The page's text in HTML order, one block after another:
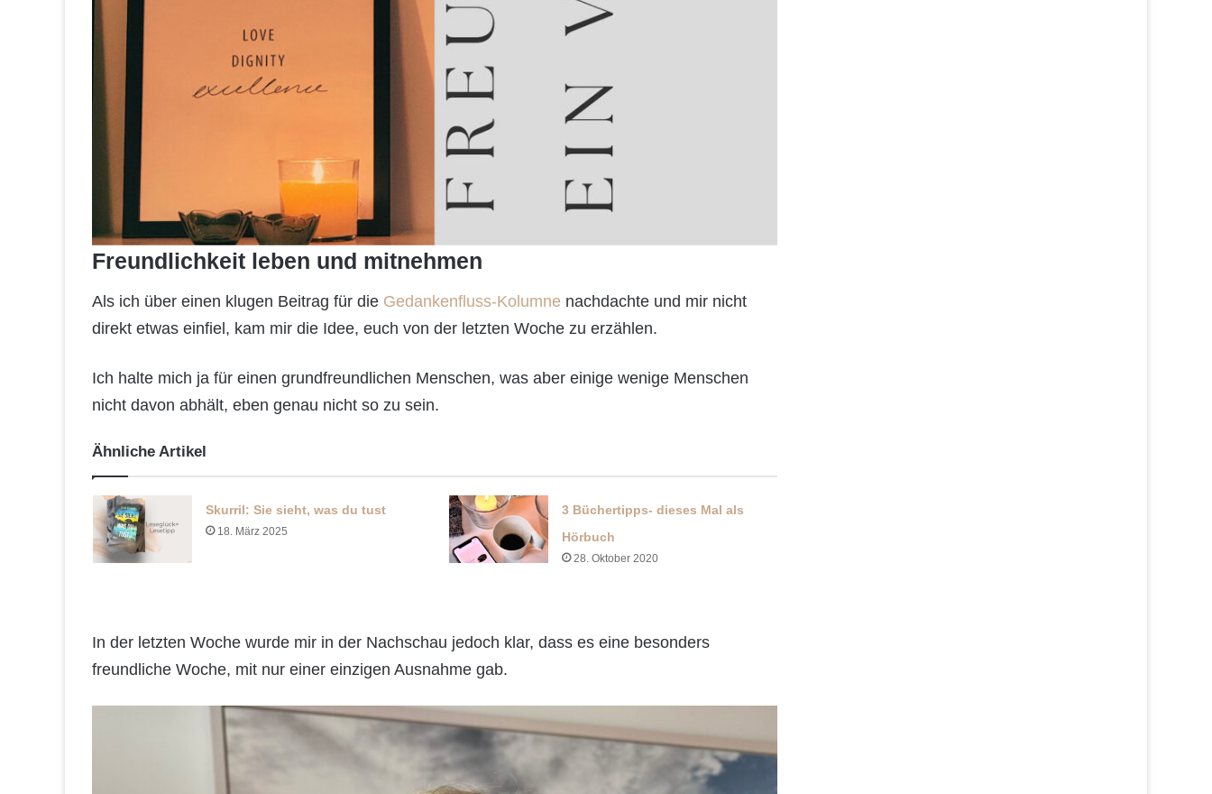
Freundlichkeit leben und mitnehmen
Als ich über einen klugen Beitrag für die Gedankenfluss-Kolumne nachdachte und mir nicht
direkt etwas einfiel, kam mir die Idee, euch von der letzten Woche zu erzählen.
Ich halte mich ja für einen grundfreundlichen Menschen, was aber einige wenige Menschen
nicht davon abhält, eben genau nicht so zu sein.
Ähnliche Artikel
Skurril: Sie sieht, was du tust
18. März 2025
3 Büchertipps- dieses Mal als
Hörbuch
28. Oktober 2020
In der letzten Woche wurde mir in der Nachschau jedoch klar, dass es eine besonders
freundliche Woche, mit nur einer einzigen Ausnahme gab.